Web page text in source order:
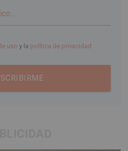
uso y la política de privacidad